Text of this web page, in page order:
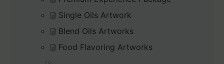
Single Oils Artwork
Blend Oils Artworks
Food Flavoring Artworks